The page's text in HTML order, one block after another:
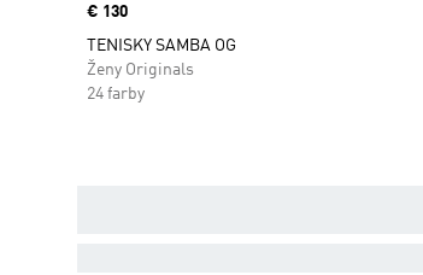
Price
€ 130
TENISKY SAMBA OG
Ženy Originals
24 farby